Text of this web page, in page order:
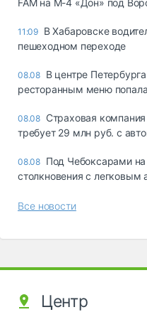
FAM на М-4 «Дон» под
11:09 В Хабаровске
пешеходном переходе
08.08 В центре
ресторанным меню
08.08 Страховая
требует 29 млн руб. с
08.08 Под Чебоксарами на
столкновения с легковым
Все новости
Центр